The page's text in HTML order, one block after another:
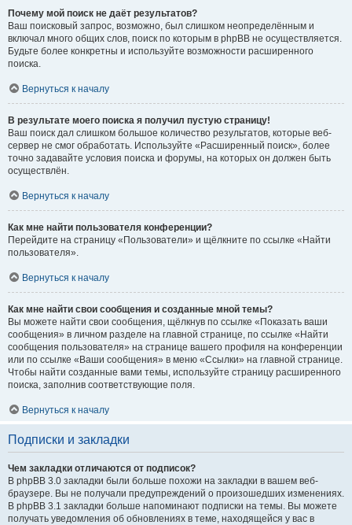
Почему мой поиск не даёт результатов?
Ваш поисковый запрос, возможно, был слишком неопределённым и
включал много общих слов, поиск по которым в phpBB не осуществляется.
Будьте более конкретны и используйте возможности расширенного
поиска.
Вернуться к началу
В результате моего поиска я получил пустую страницу!
Ваш поиск дал слишком большое количество результатов, которые веб-
сервер не смог обработать. Используйте «Расширенный поиск», более
точно задавайте условия поиска и форумы, на которых он должен быть
осуществлён.
Вернуться к началу
Как мне найти пользователя конференции?
Перейдите на страницу «Пользователи» и щёлкните по ссылке «Найти
пользователя».
Вернуться к началу
Как мне найти свои сообщения и созданные мной темы?
Вы можете найти свои сообщения, щёлкнув по ссылке «Показать ваши
сообщения» в личном разделе на главной странице, по ссылке «Найти
сообщения пользователя» на странице вашего профиля на конференции
или по ссылке «Ваши сообщения» в меню «Ссылки» на главной странице.
Чтобы найти созданные вами темы, используйте страницу расширенного
поиска, заполнив соответствующие поля.
Вернуться к началу
Подписки и закладки
Чем закладки отличаются от подписок?
В phpBB 3.0 закладки были больше похожи на закладки в вашем веб-
браузере. Вы не получали предупреждений о произошедших изменениях.
В phpBB 3.1 закладки больше напоминают подписки на темы. Вы можете
получать уведомления об обновлениях в теме, находящейся у вас в